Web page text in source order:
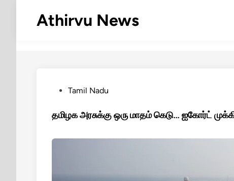
Athirvu News
PostedTamil Nadu
தமிழக அரசுக்கு ஒரு மாதம் கெடு… ஐகோர்ட்